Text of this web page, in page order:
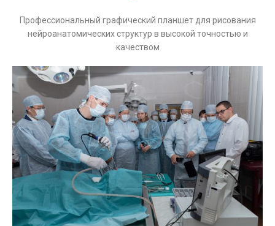
Профессиональный графический планшет для рисования
нейроанатомических структур в высокой точностью и
качеством